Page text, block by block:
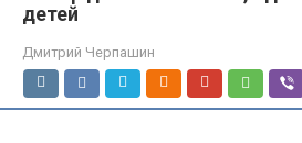
детей
Дмитрий Черпашин